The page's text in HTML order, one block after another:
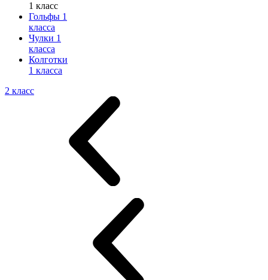
1 класс
Гольфы 1
класса
Чулки 1
класса
Колготки
1 класса
2 класс